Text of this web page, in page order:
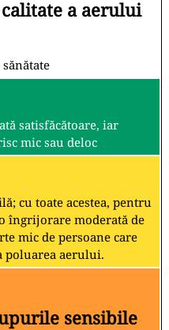
a aerului
satisfăcătoare, iar
mic sau deloc
cu toate acestea, pentru
îngrijorare moderată de
mic de persoane care
poluarea aerului.
sensibile